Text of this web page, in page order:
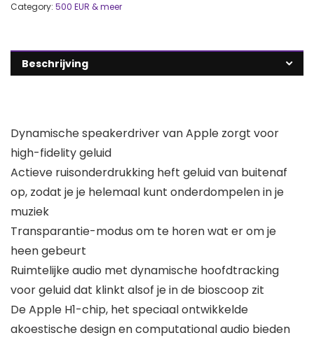
Category: 500 EUR & meer
Beschrijving
Dynamische speakerdriver van Apple zorgt voor
high-fidelity geluid
Actieve ruisonderdrukking heft geluid van buitenaf
op, zodat je je helemaal kunt onderdompelen in je
muziek
Transparantie-modus om te horen wat er om je
heen gebeurt
Ruimtelijke audio met dynamische hoofdtracking
voor geluid dat klinkt alsof je in de bioscoop zit
De Apple H1-chip, het speciaal ontwikkelde
akoestische design en computational audio bieden